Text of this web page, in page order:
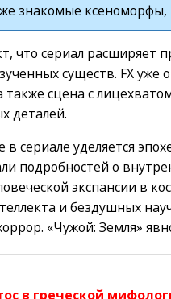
знакомые
что сериал
существ. FX
сцена с
деталей.
сериале уделяется
подробностей о
экспансии в
и бездушных
«Чужой: Земля»
в греческой